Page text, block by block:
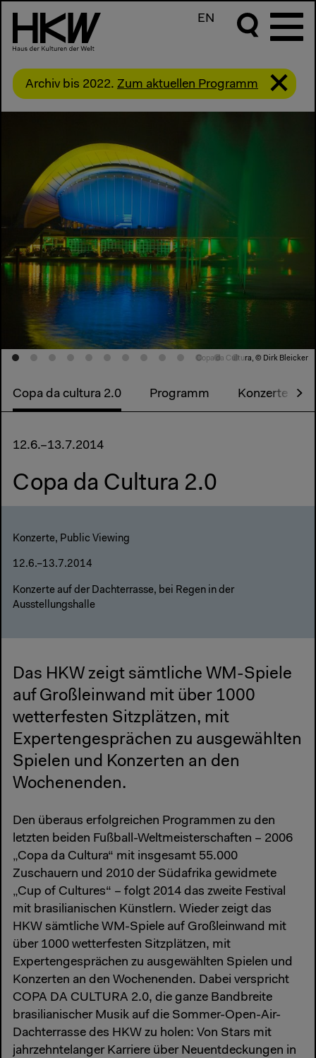
EN
Archiv bis 2022. Zum aktuellen Programm
Copa da Cultura, © Dirk Bleicker
Copa da cultura 2.0 Programm Konzerte
12.6.–13.7.2014
Copa da Cultura 2.0
Konzerte, Public Viewing
12.6.–13.7.2014
Konzerte auf der Dachterrasse, bei Regen in der
Ausstellungshalle
Das HKW zeigt sämtliche WM-Spiele
auf Großleinwand mit über 1000
wetterfesten Sitzplätzen, mit
Expertengesprächen zu ausgewählten
Spielen und Konzerten an den
Wochenenden.
Den überaus erfolgreichen Programmen zu den
letzten beiden Fußball-Weltmeisterschaften – 2006
„Copa da Cultura“ mit insgesamt 55.000
Zuschauern und 2010 der Südafrika gewidmete
„Cup of Cultures“ – folgt 2014 das zweite Festival
mit brasilianischen Künstlern. Wieder zeigt das
HKW sämtliche WM-Spiele auf Großleinwand mit
über 1000 wetterfesten Sitzplätzen, mit
Expertengesprächen zu ausgewählten Spielen und
Konzerten an den Wochenenden. Dabei verspricht
COPA DA CULTURA 2.0, die ganze Bandbreite
brasilianischer Musik auf die Sommer-Open-Air-
Dachterrasse des HKW zu holen: Von Stars mit
jahrzehntelanger Karriere über Neuentdeckungen in